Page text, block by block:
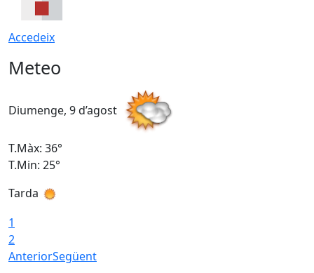
Accedeix
Meteo
Diumenge, 9 d’agost
T.Màx: 36°
T.Min: 25°
Tarda
1
2
AnteriorSegüent